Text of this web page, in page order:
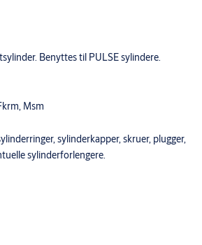
Benyttes til PULSE sylindere.
Msm
sylinderkapper, skruer, plugger,
sylinderforlengere.